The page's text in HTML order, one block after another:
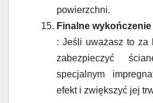
powierzchni.
Finalne wykończenie
: Jeśli uważasz to za
zabezpieczyć
specjalnym
efekt i zwiększyć jej